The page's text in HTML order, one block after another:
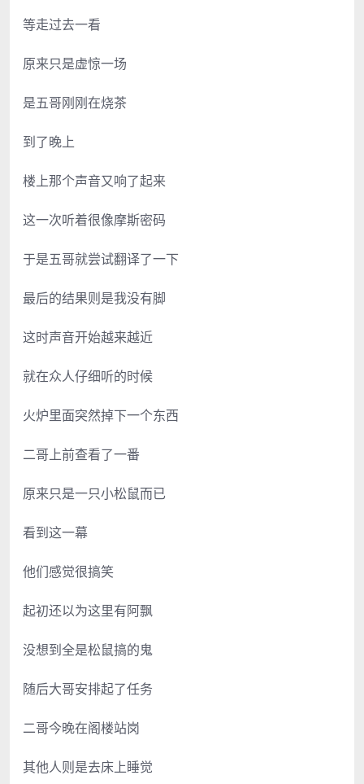
等走过去一看
原来只是虚惊一场
是五哥刚刚在烧茶
到了晚上
楼上那个声音又响了起来
这一次听着很像摩斯密码
于是五哥就尝试翻译了一下
最后的结果则是我没有脚
这时声音开始越来越近
就在众人仔细听的时候
火炉里面突然掉下一个东西
二哥上前查看了一番
原来只是一只小松鼠而已
看到这一幕
他们感觉很搞笑
起初还以为这里有阿飘
没想到全是松鼠搞的鬼
随后大哥安排起了任务
二哥今晚在阁楼站岗
其他人则是去床上睡觉